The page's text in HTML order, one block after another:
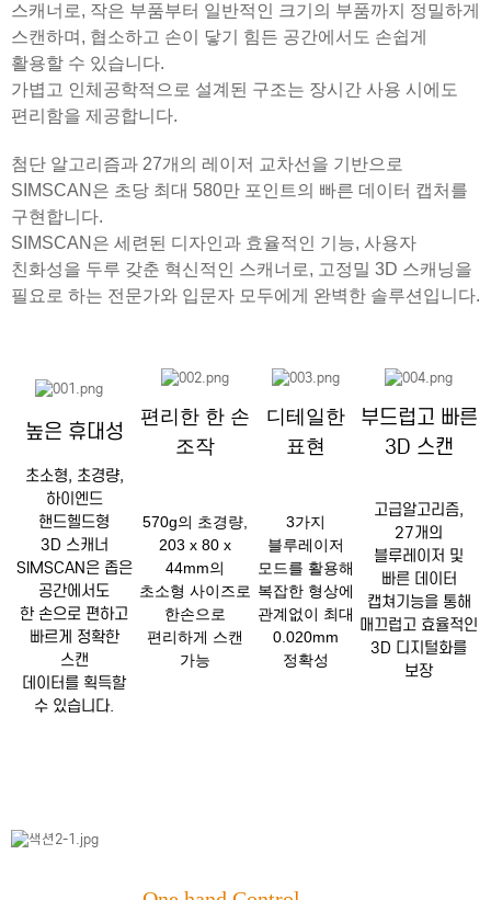
스캐너로, 작은 부품부터 일반적인 크기의 부품까지 정밀하게
스캔하며, 협소하고 손이 닿기 힘든 공간에서도 손쉽게
활용할 수 있습니다.
가볍고 인체공학적으로 설계된 구조는 장시간 사용 시에도
편리함을 제공합니다.
첨단 알고리즘과 27개의 레이저 교차선을 기반으로
SIMSCAN은 초당 최대 580만 포인트의 빠른 데이터 캡처를
구현합니다.
SIMSCAN은 세련된 디자인과 효율적인 기능, 사용자
친화성을 두루 갖춘 혁신적인 스캐너로, 고정밀 3D 스캐닝을
필요로 하는 전문가와 입문자 모두에게 완벽한 솔루션입니다.
높은 휴대성
편리한 한 손
조작
디테일한
표현
부드럽고 빠른
3D 스캔
초소형, 초경량,
하이엔드
핸드헬드형
3D 스캐너
SIMSCAN은 좁은
공간에서도
한 손으로 편하고
빠르게 정확한
스캔
데이터를 획득할
수 있습니다.
570g의 초경량,
203 x 80 x
44mm의
초소형 사이즈로
한손으로
편리하게 스캔
가능
3가지
블루레이저
모드를 활용해
복잡한 형상에
관계없이 최대
0.020mm
정확성
고급알고리즘,
27개의
블루레이저 및
빠른 데이터
캡쳐기능을 통해
매끄럽고 효율적인
3D 디지털화를
보장